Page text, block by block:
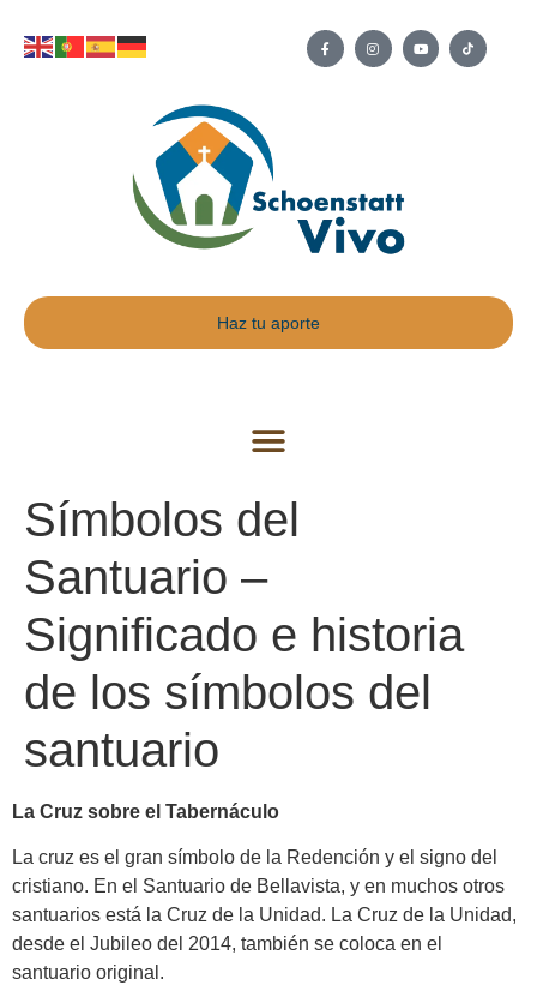
Haz tu aporte
Símbolos del
Santuario –
Significado e historia
de los símbolos del
santuario
La Cruz sobre el Tabernáculo
La cruz es el gran símbolo de la Redención y el signo del
cristiano. En el Santuario de Bellavista, y en muchos otros
santuarios está la Cruz de la Unidad. La Cruz de la Unidad,
desde el Jubileo del 2014, también se coloca en el
santuario original.